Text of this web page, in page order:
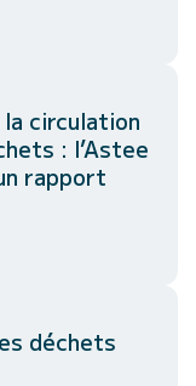
circulation
: l’Astee
rapport
déchets